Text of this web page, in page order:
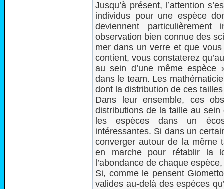
Jusqu’à présent, l’attention
individus pour une espèce
deviennent
observation bien connue des
mer dans un verre et que
contient, vous constaterez
au sein d’une même espèce
dans le team. Les
dont la distribution de ces
Dans leur ensemble, ces
distributions de la taille au
les espèces dans un
intéressantes. Si dans un
converger autour de la même
en marche pour rétablir la
l’abondance de chaque
Si, comme le pensent
valides au-delà des espèces